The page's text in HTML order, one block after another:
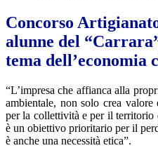
Concorso
alunne del
tema dell’economia
“L’impresa che affianca alla
ambientale, non solo crea
per la collettività e per il territorio
è un obiettivo prioritario per il
è anche una necessità etica”.